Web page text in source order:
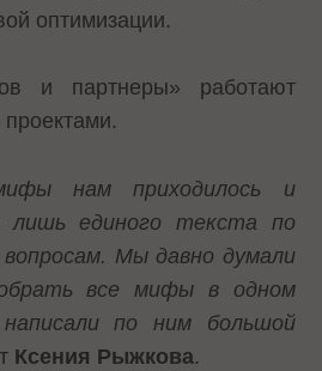
оптимизации.
и партнеры» работают
нам приходилось и
единого текста по
Мы давно думали
все мифы в одном
по ним большой
Ксения Рыжкова.